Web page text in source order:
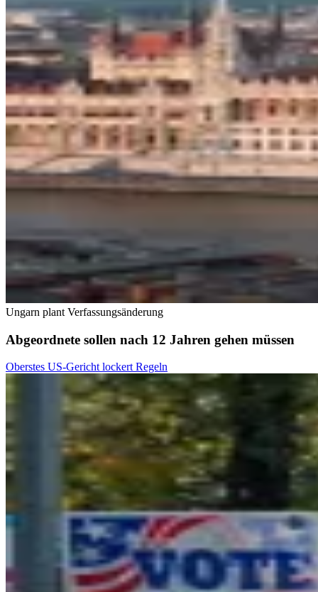
Ungarn plant Verfassungsänderung
Abgeordnete sollen nach 12 Jahren gehen müssen
Oberstes US-Gericht lockert Regeln